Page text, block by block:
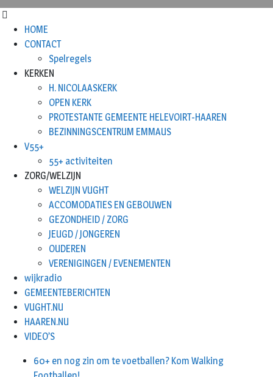
HOME
CONTACT
Spelregels
KERKEN
H. NICOLAASKERK
OPEN KERK
PROTESTANTE GEMEENTE HELEVOIRT-HAAREN
BEZINNINGSCENTRUM EMMAUS
V55+
55+ activiteiten
ZORG/WELZIJN
WELZIJN VUGHT
ACCOMODATIES EN GEBOUWEN
GEZONDHEID / ZORG
JEUGD / JONGEREN
OUDEREN
VERENIGINGEN / EVENEMENTEN
wijkradio
GEMEENTEBERICHTEN
VUGHT.NU
HAAREN.NU
VIDEO’S
60+ en nog zin om te voetballen? Kom Walking